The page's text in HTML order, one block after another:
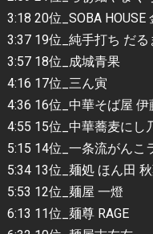
3:18 20位_SOBA
3:37 19位_純手打ち だる
3:57 18位_成城青果
4:16 17位_三ん寅
4:36 16位_中華そば屋 伊
4:55 15位_中華蕎麦にし
5:15 14位_一条流がんこ
5:34 13位_麺処 ほん田
5:53 12位_麺屋 一燈
6:13 11位_麺尊 RAGE